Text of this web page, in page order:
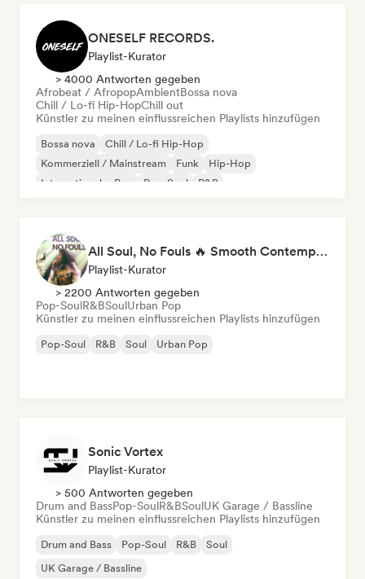
ONESELF RECORDS.
Playlist-Kurator
> 4000 Antworten gegeben
Afrobeat / AfropopAmbientBossa nova
Chill / Lo-fi Hip-HopChill out
Künstler zu meinen einflussreichen Playlists hinzufügen
Bossa nova
Chill / Lo-fi Hip-Hop
Kommerziell / Mainstream
Funk
Hip-Hop
Internationaler Pop
Pop-Soul R&B
All Soul, No Fouls 🔥 Smooth Contemporary R&B & Neo Soul
Playlist-Kurator
> 2200 Antworten gegeben
Pop-SoulR&BSoulUrban Pop
Künstler zu meinen einflussreichen Playlists hinzufügen
Pop-Soul R&B Soul Urban Pop
Sonic Vortex
Playlist-Kurator
> 500 Antworten gegeben
Drum and BassPop-SoulR&BSoulUK Garage / Bassline
Künstler zu meinen einflussreichen Playlists hinzufügen
Drum and Bass Pop-Soul R&B
Soul
UK Garage / Bassline